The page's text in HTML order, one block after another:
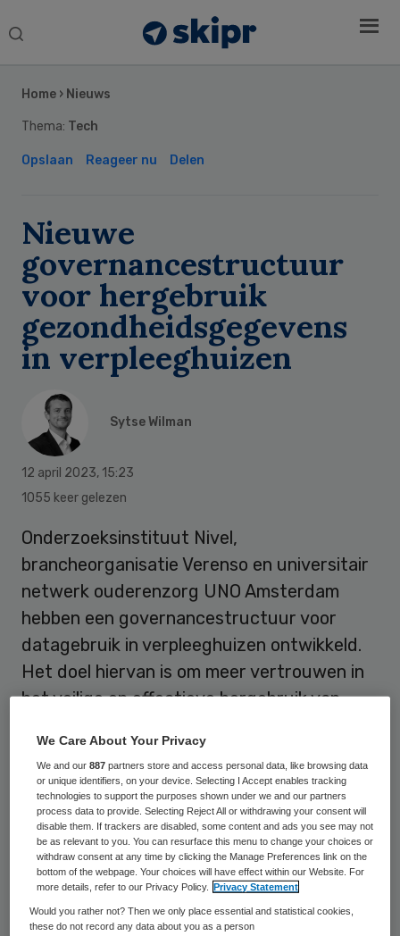
Search
Home › Nieuws
Thema: Tech
Opslaan Reageer nu Delen
Nieuwe
governancestructuur
voor hergebruik
gezondheidsgegevens
in verpleeghuizen
Sytse Wilman
12 april 2023, 15:23
1055 keer gelezen
Onderzoeksinstituut Nivel,
brancheorganisatie Verenso en universitair
netwerk ouderenzorg UNO Amsterdam
hebben een governancestructuur voor
datagebruik in verpleeghuizen ontwikkeld.
Het doel hiervan is om meer vertrouwen in
het veilige en effectieve hergebruik van
wetenschappelijk onderzoek te creëren.
De ontwikkelde governancemethodiek is
toegepast op het Register Leren van Data
in Verpleeghuizen van de drie
samenwerkende partijen. Dat register
verzamelt een basisset van gegevens uit de
Sidebar
We Care About Your Privacy
We and our887 partners store and access personal data, like browsing data
or unique identifiers, on your device. Selecting I Accept enables tracking
technologies to support the purposes shown under we and our partners
process data to provide. Selecting Reject All or withdrawing your consent will
disable them. If trackers are disabled, some content and ads you see may not
be as relevant to you. You can resurface this menu to change your choices or
withdraw consent at any time by clicking the Manage Preferences link on the
bottom of the webpage. Your choices will have effect within our Website. For
more details, refer to our Privacy Policy.
Privacy Statement
Would you rather not? Then we only place essential and statistical cookies,
these do not record any data about you as a person